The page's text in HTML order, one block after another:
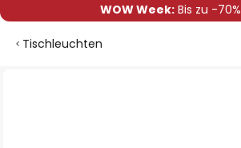
WOW Week:Bis zu -70%
Tischleuchten